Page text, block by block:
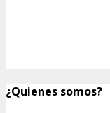
¿Quienes somos?